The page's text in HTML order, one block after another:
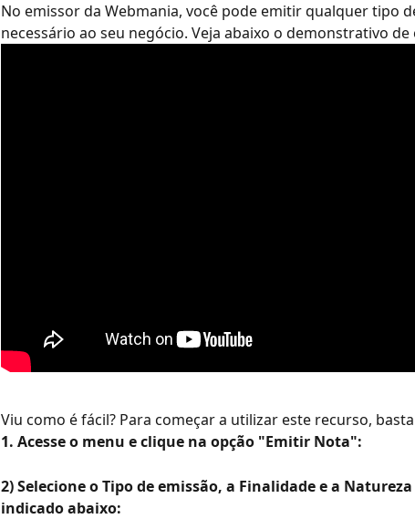
No emissor da Webmania, você pode emitir qualquer tipo
necessário ao seu negócio. Veja abaixo o demonstrativo de
Viu como é fácil? Para começar a utilizar este recurso,
1. Acesse o menu e clique na opção "Emitir Nota":
2) Selecione o Tipo de emissão, a Finalidade e a
indicado abaixo: